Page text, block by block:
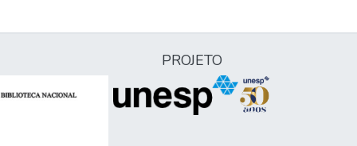
PROJETO